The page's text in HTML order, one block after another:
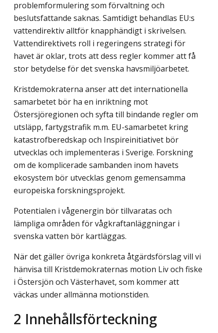
problemformulering som förvaltning och
beslutsfattande saknas. Samtidigt behandlas EU:s
vattendirektiv alltför knapphändigt i skrivelsen.
Vattendirektivets roll i regeringens strategi för
havet är oklar, trots att dess regler kommer att få
stor betydelse för det svenska havsmiljöarbetet.
Kristdemokraterna anser att det internationella
samarbetet bör ha en inriktning mot
Östersjöregionen och syfta till bindande regler om
utsläpp, fartygstrafik m.m. EU-samarbetet kring
katastrofberedskap och Inspireinitiativet bör
utvecklas och implementeras i Sverige. Forskning
om de komplicerade sambanden inom havets
ekosystem bör utvecklas genom gemensamma
europeiska forskningsprojekt.
Potentialen i vågenergin bör tillvaratas och
lämpliga områden för vågkraftanläggningar i
svenska vatten bör kartläggas.
När det gäller övriga konkreta åtgärdsförslag vill vi
hänvisa till Kristdemokraternas motion Liv och fiske
i Östersjön och Västerhavet, som kommer att
väckas under allmänna motionstiden.
2 Innehållsförteckning